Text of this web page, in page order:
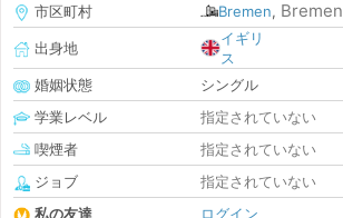
市区町村
Bremen, Bremen
出身地
イギリ
ス
婚姻状態
シングル
学業レベル
指定されていない
喫煙者
指定されていない
ジョブ
指定されていない
私の友達
ログイン